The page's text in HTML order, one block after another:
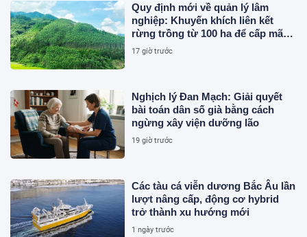
Quy định mới về quản lý lâm
nghiệp: Khuyến khích liên kết
rừng trồng từ 100 ha để cấp mã
số
17 giờ trước
Nghịch lý Đan Mạch: Giải quyết
bài toán dân số già bằng cách
ngừng xây viện dưỡng lão
19 giờ trước
Các tàu cá viễn dương Bắc Âu lần
lượt nâng cấp, động cơ hybrid
trở thành xu hướng mới
1 ngày trước